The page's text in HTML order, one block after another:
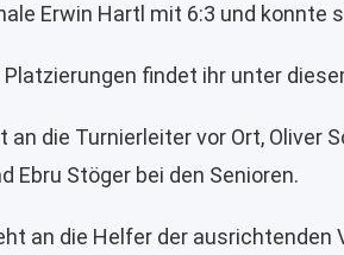
Erwin Hartl mit 6:3 und
findet ihr unter
an die Turnierleiter vor Ort,
Ebru Stöger bei den Senioren.
an die Helfer der